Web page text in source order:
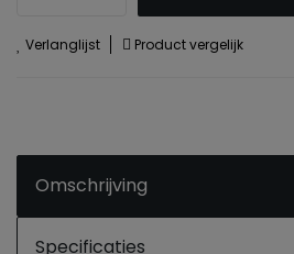
Verlanglijst Product vergelijk
Omschrijving
Specificaties